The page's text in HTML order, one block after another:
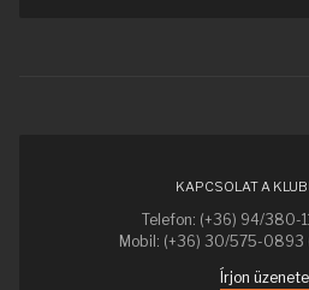
KAPCSOLAT A
Telefon: (+36) 94/380-
Mobil: (+36) 30/575-0893
Írjon